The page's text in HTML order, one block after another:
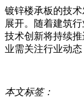
镀锌楼承板的技
展开。随着建筑
技术创新将持续
业需关注行业动
本文标签：